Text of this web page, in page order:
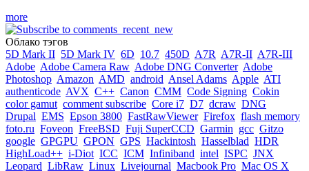
more
Облако тэгов
5D Mark II 5D Mark IV 6D 10.7 450D A7R A7R-II A7R-III
Adobe Adobe Camera Raw Adobe DNG Converter Adobe
Photoshop Amazon AMD android Ansel Adams Apple ATI
authenticode AVX C++ Canon CMM Code Signing Cokin
color gamut comment subscribe Core i7 D7 dcraw DNG
Drupal EMS Epson 3800 FastRawViewer Firefox flash memory
foto.ru Foveon FreeBSD Fuji SuperCCD Garmin gcc Gitzo
google GPGPU GPON GPS Hackintosh Hasselblad HDR
HighLoad++ i-Diot ICC ICM Infiniband intel ISPC JNX
Leopard LibRaw Linux Livejournal Macbook Pro Mac OS X